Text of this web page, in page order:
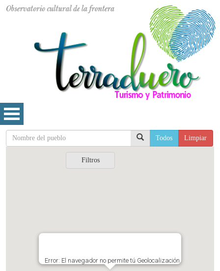
Filtros
Todos Limpiar
Error: El navegador no permite tú Geolocalización.